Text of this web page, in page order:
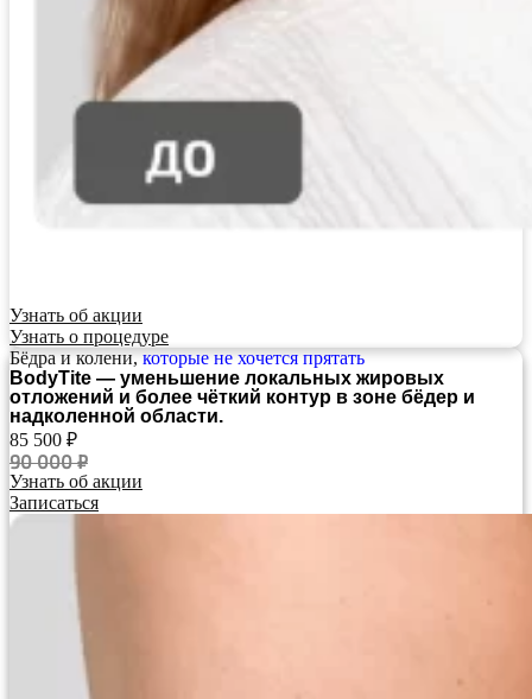
Узнать об акции
Узнать о процедуре
Бёдра и колени,которыене хочется прятать
BodyTite — уменьшение локальных жировых
отложений и более чёткий контур в зоне бёдер и
надколенной области.
85 500 ₽
90 000 ₽
Узнать об акции
Записаться